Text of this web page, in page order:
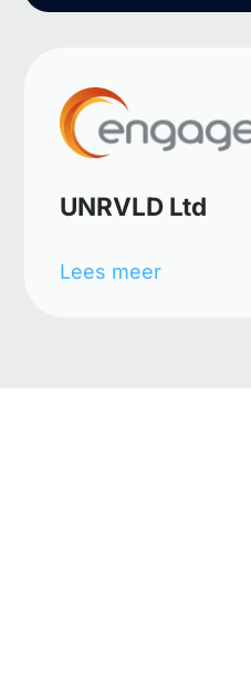
UNRVLD Ltd
Lees meer